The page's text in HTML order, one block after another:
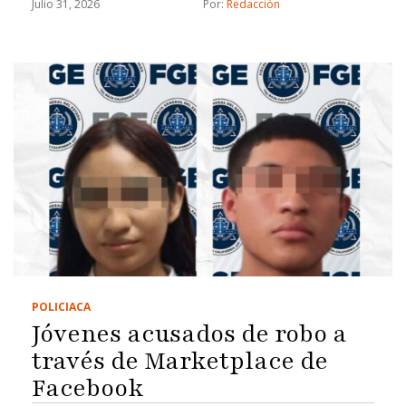
Julio 31, 2026 Por: Redacción
POLICIACA
Jóvenes acusados de robo a
través de Marketplace de
Facebook